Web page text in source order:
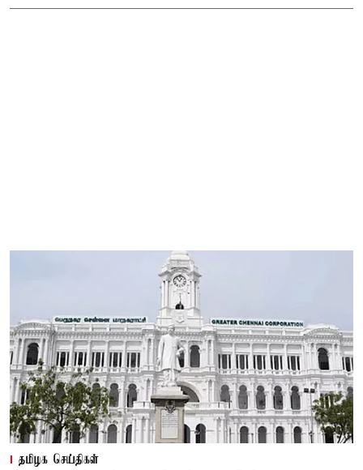
தமிழக செய்திகள்